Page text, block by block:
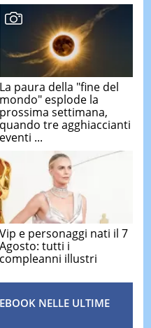
La paura della "fine del
mondo" esplode la
prossima settimana,
quando tre agghiaccianti
eventi ...
Vip e personaggi nati il 7
Agosto: tutti i
compleanni illustri
NELLE ULTIME